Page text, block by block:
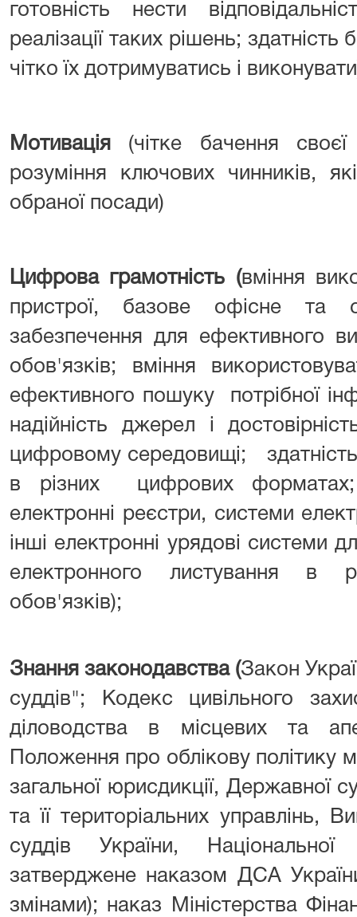
готовність нести
реалізації таких рішень;
чітко їх дотримуватись і
Мотивація (чітке бачення
розуміння ключових чинників,
обраної посади)
Цифрова грамотність (вміння
пристрої, базове офісне та
забезпечення для ефективного
обов'язків; вміння
ефективного пошуку потрібної
надійність джерел і
цифровому середовищі;
в різних цифрових форматах;
електронні реєстри, системи
інші електронні урядові системи
електронного листування в
обов'язків);
Знання законодавства (Закон
суддів"; Кодекс цивільного
діловодства в місцевих та
Положення про облікову політику
загальної юрисдикції, Державної
та її територіальних управлінь,
суддів України,
затверджене наказом ДСА
змінами); наказ Міністерства